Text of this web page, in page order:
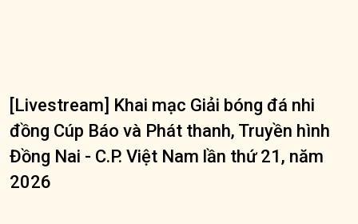
[Livestream] Khai mạc Giải bóng đá nhi
đồng Cúp Báo và Phát thanh, Truyền hình
Đồng Nai - C.P. Việt Nam lần thứ 21, năm
2026